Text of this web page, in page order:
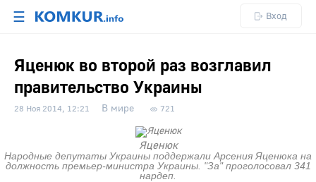
☰ Вход
Яценюк во второй раз возглавил
правительство Украины
28 Ноя 2014, 12:21 В мире 721
Яценюк
Народные депутаты Украины поддержали Арсения Яценюка на
должность премьер-министра Украины. "За" проголосовал 341
нардеп.